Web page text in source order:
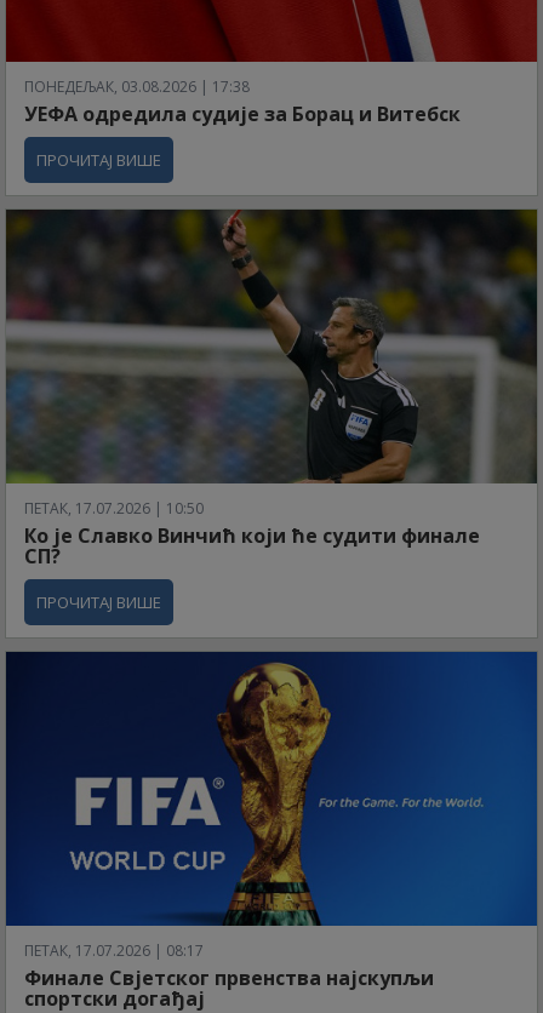
ПОНЕДЕЉАК, 03.08.2026 | 17:38
УЕФА одредила судије за Борац и Витебск
ПРОЧИТАЈ ВИШЕ
ПЕТАК, 17.07.2026 | 10:50
Ко је Славко Винчић који ће судити финале
СП?
ПРОЧИТАЈ ВИШЕ
ПЕТАК, 17.07.2026 | 08:17
Финале Свјетског првенства најскупљи
спортски догађај